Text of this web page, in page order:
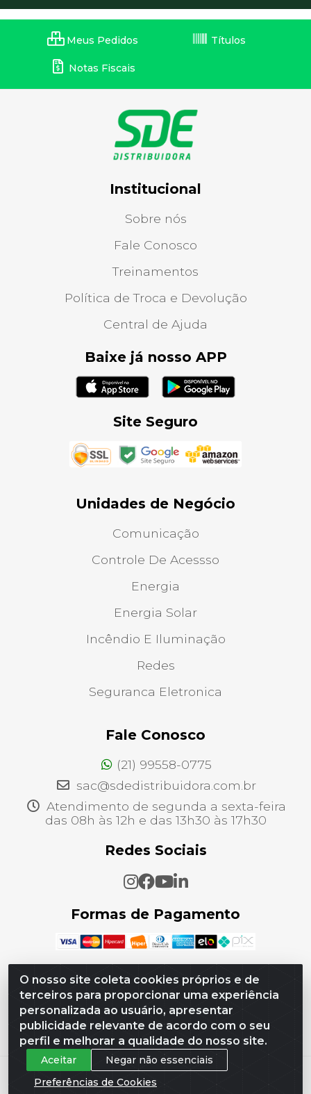
O nosso site coleta cookies próprios e de
terceiros para proporcionar uma experiência
personalizada ao usuário, apresentar
publicidade relevante de acordo com o seu
perfil e melhorar a qualidade do nosso site.
Aceitar
Negar não essenciais
Preferências de Cookies
Meus Pedidos Títulos
Notas Fiscais
Institucional
Sobre nós
Fale Conosco
Treinamentos
Política de Troca e Devolução
Central de Ajuda
Baixe já nosso APP
Site Seguro
Unidades de Negócio
Comunicação
Controle De Acessso
Energia
Energia Solar
Incêndio E Iluminação
Redes
Seguranca Eletronica
Fale Conosco
(21) 99558-0775
sac@sdedistribuidora.com.br
Atendimento de segunda a sexta-feira
das 08h às 12h e das 13h30 às 17h30
Redes Sociais
Formas de Pagamento
SDE Distribuidora - CNPJ 21.256.822/0001-08 -
Estrada Do Tingui, 00740 - Campo Grande, Rio de
Janeiro/RJ - CEP 23075-007